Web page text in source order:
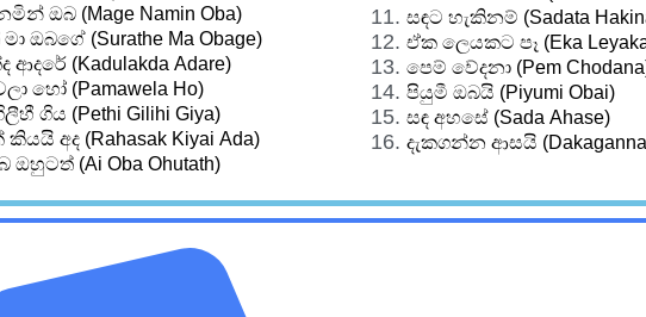
ඔබ (Mage Namin Oba)
ඔබගේ (Surathe Ma Obage)
ආදරේ (Kadulakda Adare)
හෝ (Pamawela Ho)
ගිය (Pethi Gilihi Giya)
අද (Rahasak Kiyai Ada)
ඔහුටත් (Ai Oba Ohutath)
සඳට හැකිනම් (Sadata
ඒක ලෙයකට පෑ (Eka
පෙම් වේදනා (Pem
පියුමී ඔබයි (Piyumi Obai)
සඳ අහසේ (Sada Ahase)
දැකගන්න ආසයි (Dakaganna